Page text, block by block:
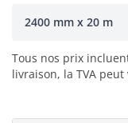
2400 mm x 20 m
Tous nos prix
livraison, la TVA